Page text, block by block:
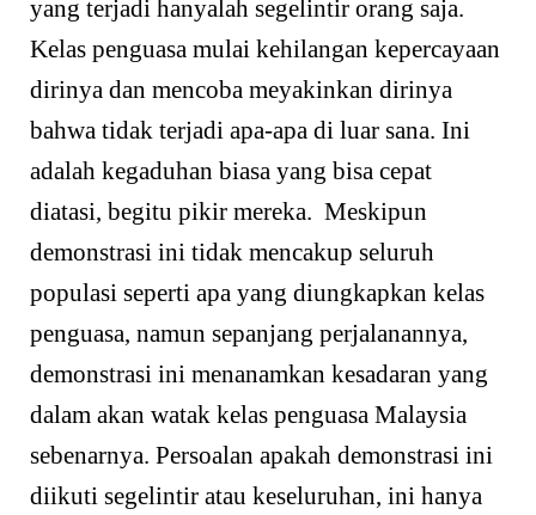
yang terjadi hanyalah segelintir orang saja.
Kelas penguasa mulai kehilangan kepercayaan
dirinya dan mencoba meyakinkan dirinya
bahwa tidak terjadi apa-apa di luar sana. Ini
adalah kegaduhan biasa yang bisa cepat
diatasi, begitu pikir mereka. Meskipun
demonstrasi ini tidak mencakup seluruh
populasi seperti apa yang diungkapkan kelas
penguasa, namun sepanjang perjalanannya,
demonstrasi ini menanamkan kesadaran yang
dalam akan watak kelas penguasa Malaysia
sebenarnya. Persoalan apakah demonstrasi ini
diikuti segelintir atau keseluruhan, ini hanya